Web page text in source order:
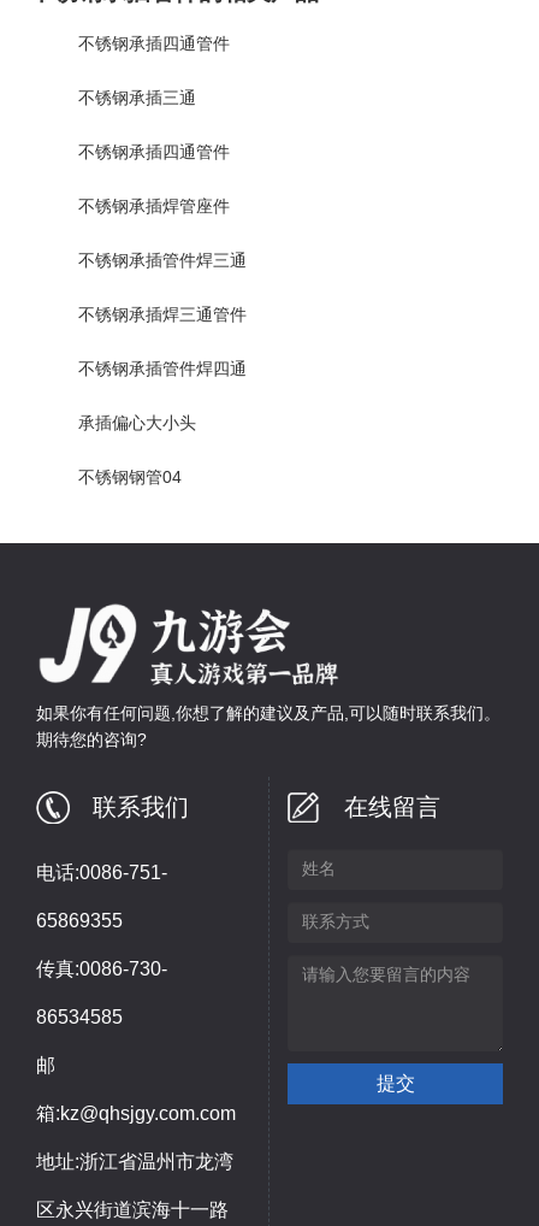
不锈钢承插四通管件
不锈钢承插三通
不锈钢承插四通管件
不锈钢承插焊管座件
不锈钢承插管件焊三通
不锈钢承插焊三通管件
不锈钢承插管件焊四通
承插偏心大小头
不锈钢钢管04
如果你有任何问题,你想了解的建议及产品,可以随时联系我们。
期待您的咨询?
联系我们
电话:0086-751-
65869355
传真:0086-730-
86534585
邮
箱:kz@qhsjgy.com.com
地址:浙江省温州市龙湾
区永兴街道滨海十一路
在线留言